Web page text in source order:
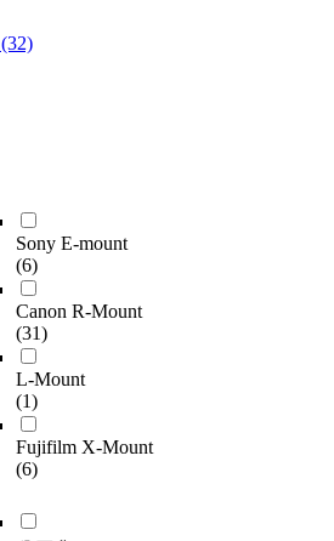
(32)
Sony E-mount
(6)
Canon R-Mount
(31)
L-Mount
(1)
Fujifilm X-Mount
(6)